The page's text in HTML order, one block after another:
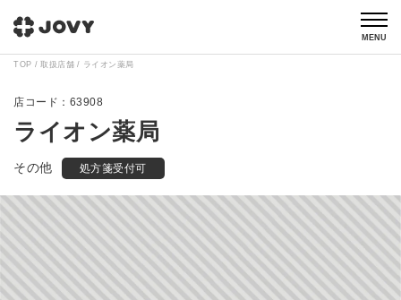
MENU
TOP 取扱店舗 ライオン薬局
63908
ライオン薬局
その他 処方箋受付可